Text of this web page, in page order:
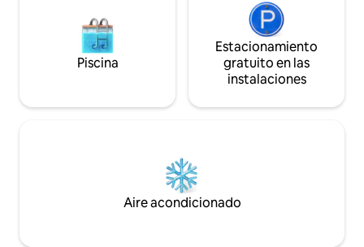
Piscina
Estacionamiento
gratuito en las
instalaciones
Aire acondicionado